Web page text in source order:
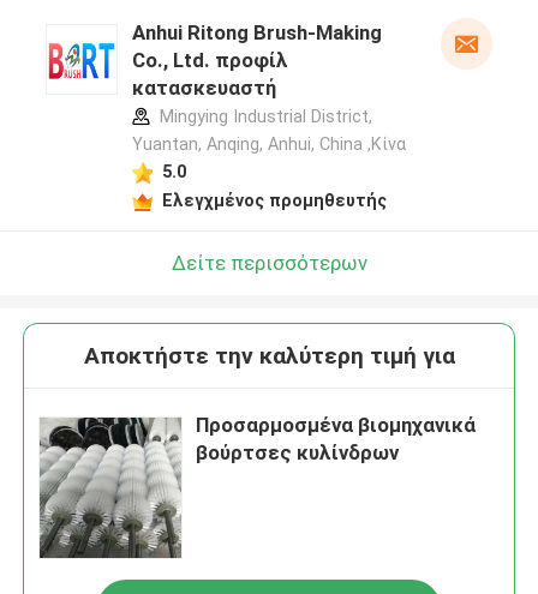
Anhui Ritong Brush-Making
Co., Ltd. προφίλ
κατασκευαστή
Mingying Industrial District,
Yuantan, Anqing, Anhui, China ,Κίνα
5.0
Ελεγχμένος προμηθευτής
Δείτε περισσότερων
Αποκτήστε την καλύτερη τιμή για
Προσαρμοσμένα βιομηχανικά
βούρτσες κυλίνδρων